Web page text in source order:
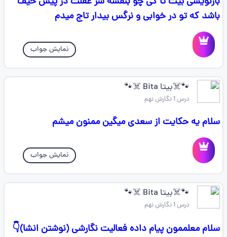
باشد که تو در خوابی و نرگس بیدار تاج میدم
نمایش جواب
🐾☠️بیتا Bita ☠️🐾
درس 1 نگارش نهم
سلام یه حکایت از سعدی میگین ممنون میشم
نمایش جواب
🐾☠️بیتا Bita ☠️🐾
درس 1 نگارش نهم
سلام معلممون پیام داده فعالیت نگارشی (نوشتن انشا)👇